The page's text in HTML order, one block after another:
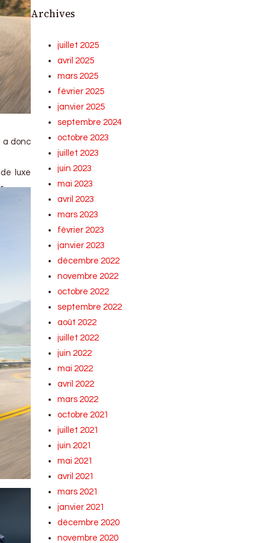
a donc
luxe
Archives
juillet 2025
avril 2025
mars 2025
février 2025
janvier 2025
septembre 2024
octobre 2023
juillet 2023
juin 2023
mai 2023
avril 2023
mars 2023
février 2023
janvier 2023
décembre 2022
novembre 2022
octobre 2022
septembre 2022
août 2022
juillet 2022
juin 2022
mai 2022
avril 2022
mars 2022
octobre 2021
juillet 2021
juin 2021
mai 2021
avril 2021
mars 2021
janvier 2021
décembre 2020
novembre 2020